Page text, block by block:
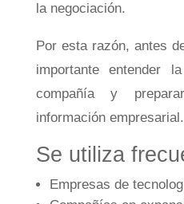
la negociación.
Por esta razón, antes
importante entender
compañía y
información empresarial.
Se utiliza
Empresas de